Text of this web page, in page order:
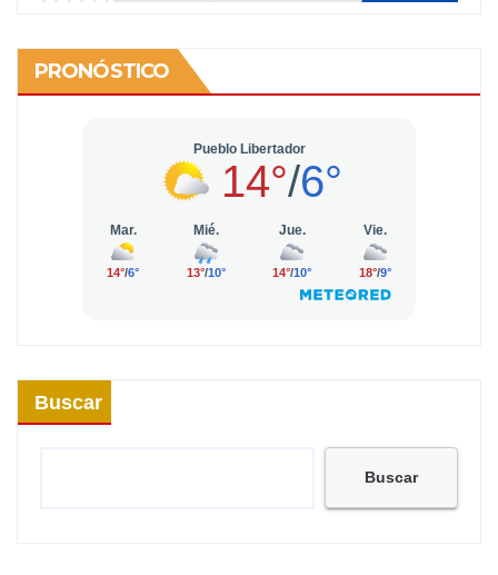
PRONÓSTICO
Buscar
Buscar